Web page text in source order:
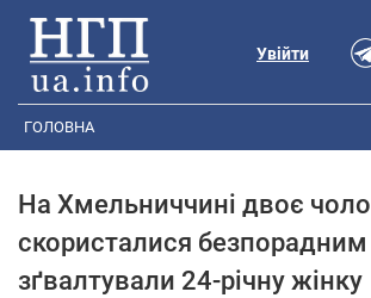
Увійти
ГОЛОВНА
На Хмельниччині двоє
скористалися
зґвалтували 24-річну жінку